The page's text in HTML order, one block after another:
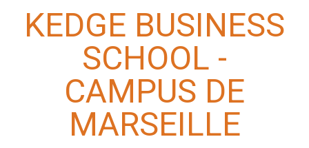
KEDGE BUSINESS
SCHOOL -
CAMPUS DE
MARSEILLE